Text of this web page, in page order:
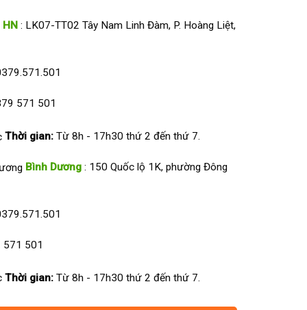
HN: LK07-TT02 Tây Nam Linh Đàm, P. Hoàng Liệt,
571 501
Thời gian:Từ 8h - 17h30 thứ 2 đến thứ 7.
Bình Dương: 150 Quốc lộ 1K, phường Đông
571 501
Thời gian:Từ 8h - 17h30 thứ 2 đến thứ 7.